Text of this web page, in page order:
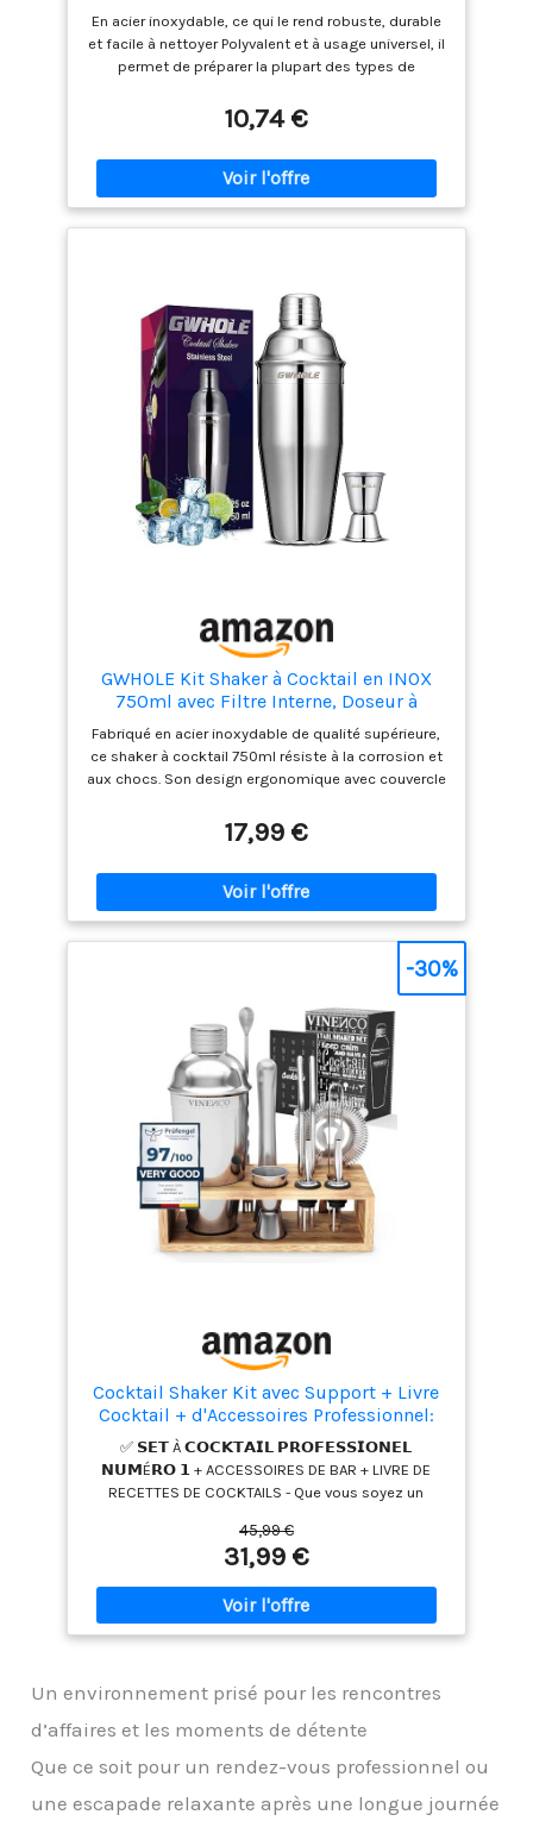
et 800ml, ø92x(H)174mm, lavable au
lave-vaisselle, acier inoxydable
En acier inoxydable, ce qui le rend robuste, durable
et facile à nettoyer Polyvalent et à usage universel, il
permet de préparer la plupart des types de
Pratique à utiliser : les deux shakers ont un
contrepoids parfait Passe au lave-vaisselle
10,74 €
GWHOLE Kit Shaker à Cocktail en INOX
750ml avec Filtre Interne, Doseur à
Double Mesure (1/2 et 1 oz) Shaker à
Cocktail Professionnel Bar et Maison,
Anti-Fuite et Durable
Fabriqué en acier inoxydable de qualité supérieure,
ce shaker à cocktail 750ml résiste à la corrosion et
aux chocs. Son design ergonomique avec couvercle
éclaboussures, idéal pour les cocktails maison ou
professionnels Le kit inclut un doseur à deux côtés
(1/2 et 1 oz) pour mesurer avec précision les
ingrédients. Parfait pour les recettes classiques ou
créatives, il simplifie la préparation des boissons
tout en économisant du temps Les composants se
nettoyage rapide au lave-vaisselle. Compact et
léger, le shaker s'adapte à tous les espaces de
rangement, que ce soit dans un bar professionnel
ou une cuisine domestique Conçu pour s'adapter à
toutes les techniques de mixologie (shaking,
stirring, double couche), ce shaker 750ml convient
aussi bien aux cocktails classiques qu'aux
créations modernes. Emballé dans une boîte
élégante, ce kit complet est un cadeau parfait pour
les amateurs de mixologie. Que vous soyez
bartender débutant ou expérimenté, il répond à
tous vos besoins en matière de préparation de
boissons créatives
17,99 €
Cocktail Shaker Kit avec Support + Livre
Cocktail + d'Accessoires Professionnel:
INOX Qualité Extra, Bar Ensemble:
Cuillère a Mélange Pilon Jigger Paille |
Gin Mojito Martini Set Cadeau Femme
Homme
✅ 𝗦𝗘𝗧 À 𝗖𝗢𝗖𝗞𝗧𝗔𝗜𝗟 𝗣𝗥𝗢𝗙𝗘𝗦𝗦𝗜𝗢𝗡𝗘𝗟
𝗡𝗨𝗠É𝗥𝗢 𝟭 + ACCESSOIRES DE BAR + LIVRE DE
RECETTES DE COCKTAILS - Que vous soyez un
Avec ce set premium tout en un de très grande
qualité, vous aurez toutes les cartes en main pour
préparer vos cocktails préférés. Son design
attrayant et intemporel ainsi que son coffret
cadeau élégant en font un cadeau idéal en toute
Shaker trois pièces de 700 ml et passoire intégrée,
passoire à Cocktail, mesure de bar 2-4 cl, cuillère à
mélange avec trident, pilon, pince à glace, 2
verseurs, 4 pailles en acier inoxydable et livre de
professionnel peut servir de shaker trois pièces ou
45,99 €
31,99 €
-30%
Un environnement prisé pour les rencontres
d’affaires et les moments de détente
Que ce soit pour un rendez-vous professionnel ou
une escapade relaxante après une longue journée